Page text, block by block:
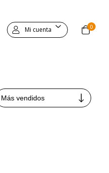
Mi cuenta 0